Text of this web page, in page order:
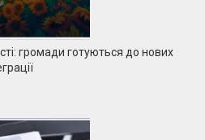
громади готуються до нових